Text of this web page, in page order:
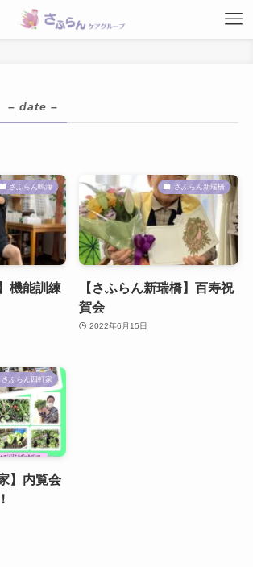
– date –
さふらん鳴海
機能訓練
さふらん新瑞橋
【さふらん新瑞橋】百寿祝
賀会
2022年6月15日
さふらん四軒家
】内覧会